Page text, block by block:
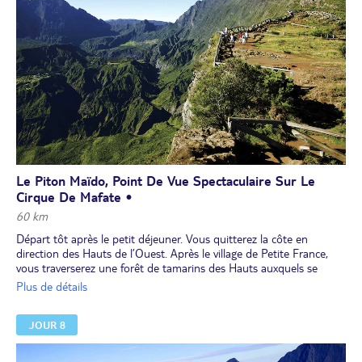
Le Piton Maïdo, Point De Vue Spectaculaire Sur Le
Cirque De Mafate •
60 km
Départ tôt après le petit déjeuner. Vous quitterez la côte en
direction des Hauts de l’Ouest. Après le village de Petite France,
vous traverserez une forêt de tamarins des Hauts auxquels se
mêlent des calumets et des fougères. Puis, à partir de 1 700 m
: c’est le Maïdo, qui signifie "terre brûlée" en malgache. Le site
naturel du Maïdo, inscrit au patrimoine mondial de l’UNESCO et
situé au cœur du Parc National, surprend par la diversité de sa
végétation et par le panorama unique qu'il offre sur le cirque de
Plus de détails
JOUR 8